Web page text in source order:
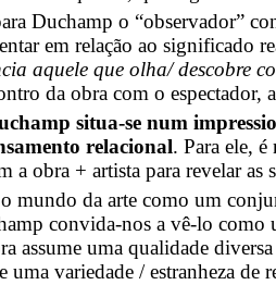
Duchamp o “observador”
em relação ao significado
aquele que olha/ descobre
da obra com o espectador,
situa-se num
relacional. Para ele,
a obra + artista para revelar as
mundo da arte como um
convida-nos a vê-lo como
assume uma qualidade
uma variedade / estranheza de